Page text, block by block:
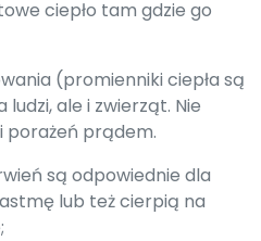
ciepło tam gdzie go
(promienniki ciepła są
ale i zwierząt. Nie
porażeń prądem.
są odpowiednie dla
lub też cierpią na